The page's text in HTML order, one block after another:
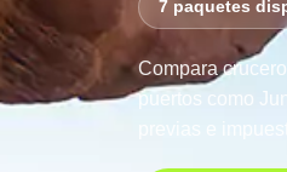
7 paquetes
Compara
puertos como
previas e